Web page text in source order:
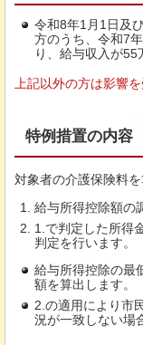
令和8年1月1日及
方のうち、令和7
り、給与収入が55
上記以外の方は影響を
特例措置の内容
対象者の介護保険料
給与所得控除額の
1.で判定した所得
判定を行います。
給与所得控除の最
額を算出します。
2.の適用により市
況が一致しない場